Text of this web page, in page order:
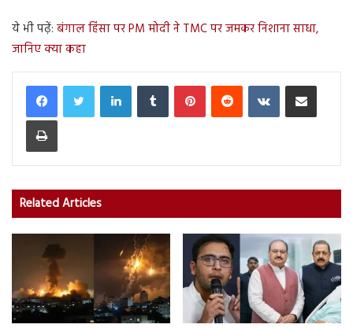
ये भी पढ़ें: बंगाल हिंसा पर PM मोदी ने TMC पर जमकर निशाना साधा,
जानिए क्या कहा
LinkedInTumblr PinterestReddit VKontakteShare via Email
Print
Related Articles